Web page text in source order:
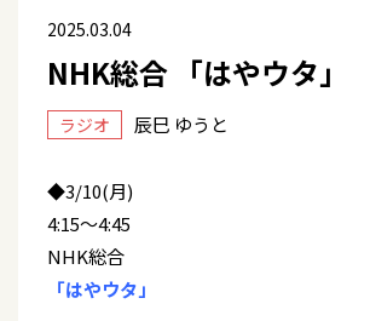
2025.03.04
NHK総合 「はやウタ」
ラジオ 辰巳 ゆうと
◆3/10(月)
4:15～4:45
NHK総合
「はやウタ」